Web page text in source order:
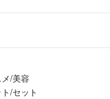
/美容
/セット